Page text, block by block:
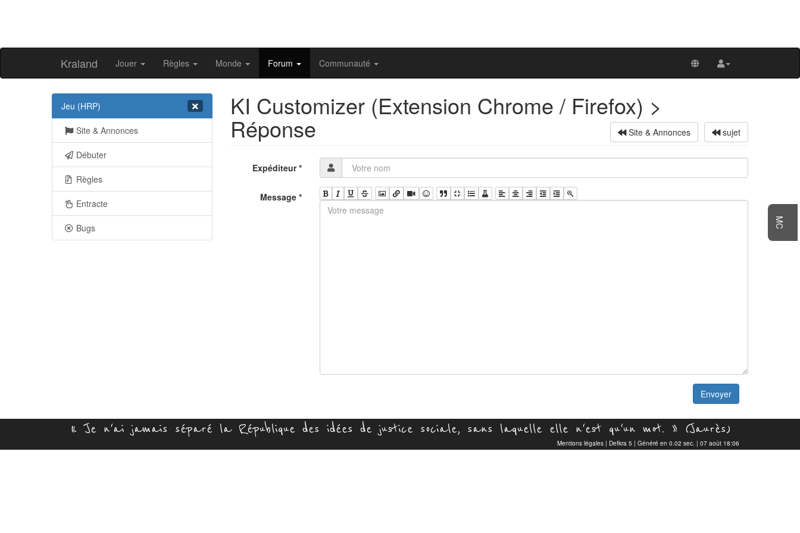
Kraland Jouer Règles Monde Forum Communauté
Jeu (HRP)
Site & Annonces
Débuter
Règles
Entracte
Bugs
KI Customizer (Extension Chrome / Firefox) >
Réponse Site & Annonces sujet
Expéditeur*
Message *
Envoyer
MC
« Je n'ai jamais séparé la République des idées de justice sociale, sans laquelle elle n'est qu'un mot. » (Jaurès)
Mentions légales | Defkra 5 | Généré en 0.02 sec. | 07 août 18:06